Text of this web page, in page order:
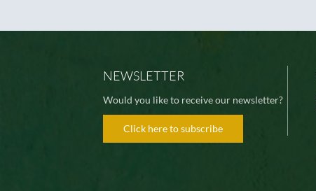
NEWSLETTER
Would you like to receive our newsletter?
Click here to subscribe